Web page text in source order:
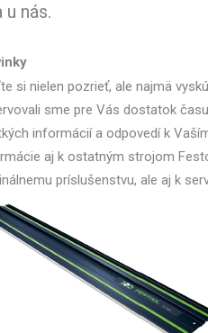
nás.
si nielen pozrieť, ale najmä
sme pre Vás dostatok
informácií a odpovedí k
aj k ostatným strojom
príslušenstvu, ale aj k